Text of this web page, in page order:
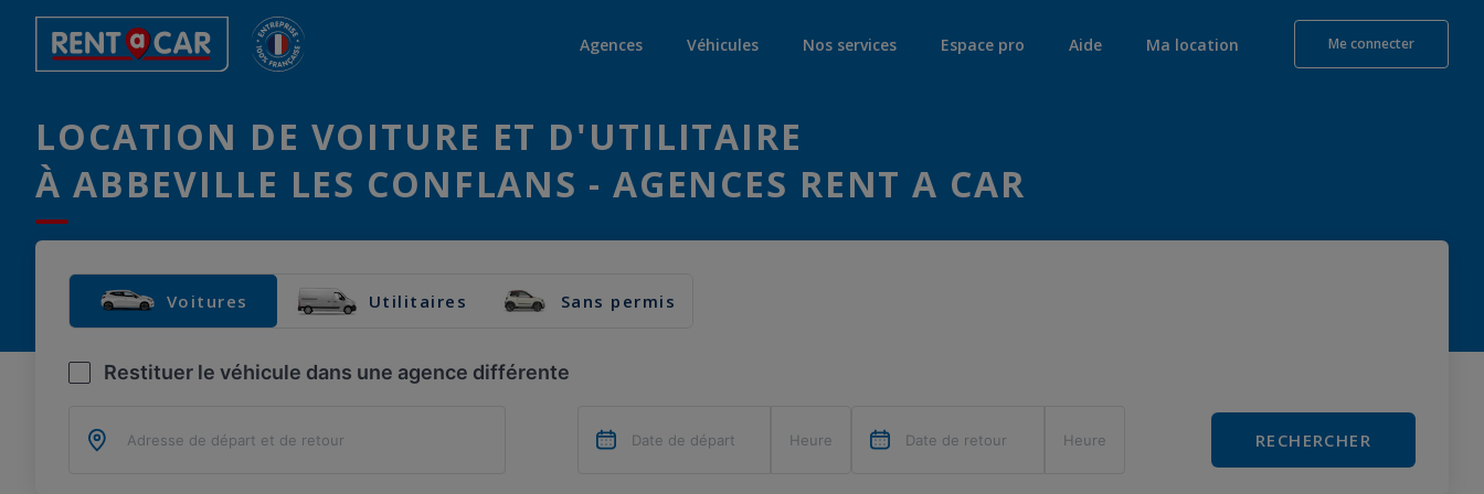
Agences Véhicules Nos services Espace pro Aide Ma location Me connecter
LOCATION DE VOITURE ET D'UTILITAIRE
À ABBEVILLE LES CONFLANS - AGENCES RENT A CAR
Voitures Utilitaires Sans permis
Restituer le véhicule dans une agence différente
RECHERCHER